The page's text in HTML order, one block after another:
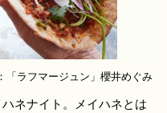
「ラフマージュン」櫻井めぐみ
ネナイト。メイハネとは